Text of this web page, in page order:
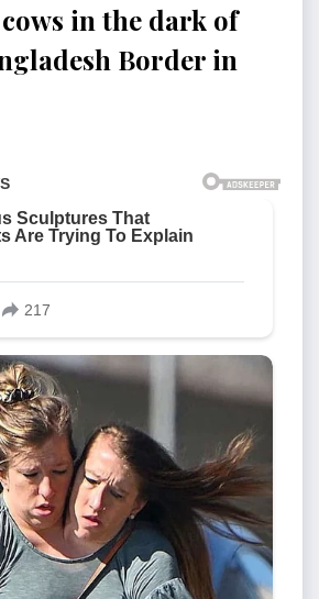
in the dark of
Border in